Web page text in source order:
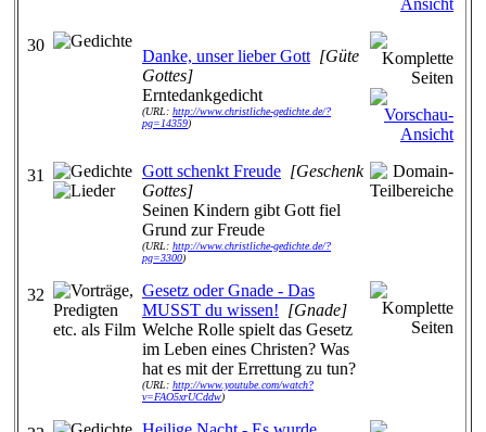
30
Danke, unser lieber Gott [Güte
Gottes]
Erntedankgedicht
(URL: http://www.christliche-gedichte.de/?
pg=14359)
31 Gott schenkt Freude [Geschenk
Gottes]
Seinen Kindern gibt Gott fiel
Grund zur Freude
(URL: http://www.christliche-gedichte.de/?
pg=3300)
32
Gesetz oder Gnade - Das
MUSST du wissen! [Gnade]
Welche Rolle spielt das Gesetz
im Leben eines Christen? Was
hat es mit der Errettung zu tun?
(URL: http://www.youtube.com/watch?
v=FAO5xrUCddw)